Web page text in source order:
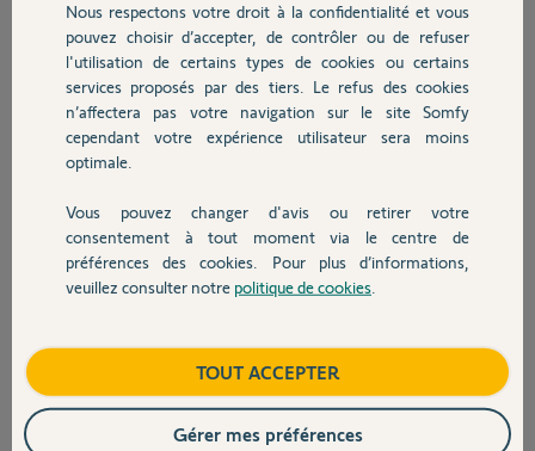
Chauffage
Autres produits
Devis avec un pro
Contact
malheureusement ça fonctionne bien que même au minimum en cas
de grand vent à l ouverture le portail peine à s’ouvrir on s’aperçoit que
ça tire beaucoup. Je profite de ce message pour vous dire aussi que
nous avons l’antenne livrée avec le moteur et que malgré ça le
déclenchement de l’ouverture à distance fonctionne à l’arrivée
devant le portail pas avant. Je vous remercie par avance pour votre
réponse .
Sandrine
Merci,
Participer au fil de discussion
Nous respectons votre droit à la confidentialité et vous
pouvez choisir d’accepter, de contrôler ou de refuser
l'utilisation de certains types de cookies ou certains
services proposés par des tiers. Le refus des cookies
n’affectera pas votre navigation sur le site Somfy
cependant votre expérience utilisateur sera moins
optimale.
Vous pouvez changer d'avis ou retirer votre
consentement à tout moment via le centre de
préférences des cookies. Pour plus d’informations,
veuillez consulter notre politique de cookies
TOUT ACCEPTER
Gérer mes préférences